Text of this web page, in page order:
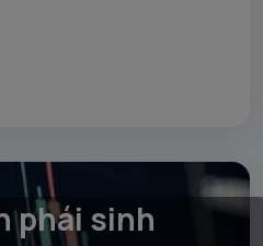
phái sinh